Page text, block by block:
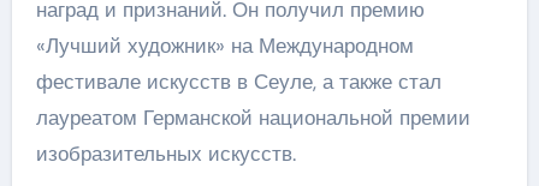
наград и признаний. Он получил премию
«Лучший художник» на Международном
фестивале искусств в Сеуле, а также стал
лауреатом Германской национальной премии
изобразительных искусств.